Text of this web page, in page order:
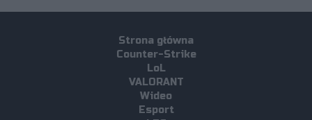
Strona główna
Counter-Strike
LoL
VALORANT
Wideo
Esport